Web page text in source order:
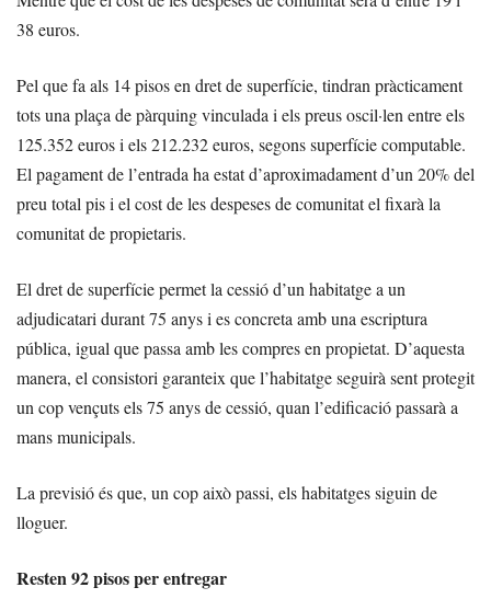
38 euros.
Pel que fa als 14 pisos en dret de superfície, tindran pràcticament
tots una plaça de pàrquing vinculada i els preus oscil·len entre els
125.352 euros i els 212.232 euros, segons superfície computable.
El pagament de l’entrada ha estat d’aproximadament d’un 20% del
preu total pis i el cost de les despeses de comunitat el fixarà la
comunitat de propietaris.
El dret de superfície permet la cessió d’un habitatge a un
adjudicatari durant 75 anys i es concreta amb una escriptura
pública, igual que passa amb les compres en propietat. D’aquesta
manera, el consistori garanteix que l’habitatge seguirà sent protegit
un cop vençuts els 75 anys de cessió, quan l’edificació passarà a
mans municipals.
La previsió és que, un cop això passi, els habitatges siguin de
lloguer.
Resten 92 pisos per entregar